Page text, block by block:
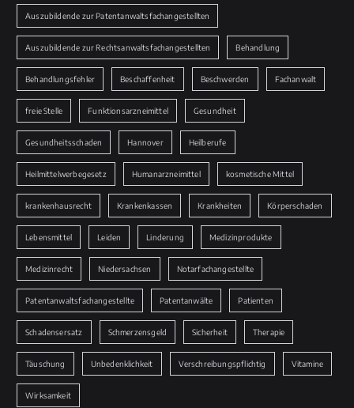
Auszubildende zur Patentanwaltsfachangestellten
Auszubildende zur Rechtsanwaltsfachangestellten Behandlung
Behandlungsfehler Beschaffenheit Beschwerden Fachanwalt
freie Stelle Funktionsarzneimittel Gesundheit
Gesundheitsschaden Hannover Heilberufe
Heilmittelwerbegesetz Humanarzneimittel kosmetische Mittel
krankenhausrecht Krankenkassen Krankheiten Körperschaden
Lebensmittel Leiden Linderung Medizinprodukte
Medizinrecht Niedersachsen Notarfachangestellte
Patentanwaltsfachangestellte Patentanwälte Patienten
Schadensersatz Schmerzensgeld Sicherheit Therapie
Täuschung Unbedenklichkeit Verschreibungspflichtig Vitamine
Wirksamkeit